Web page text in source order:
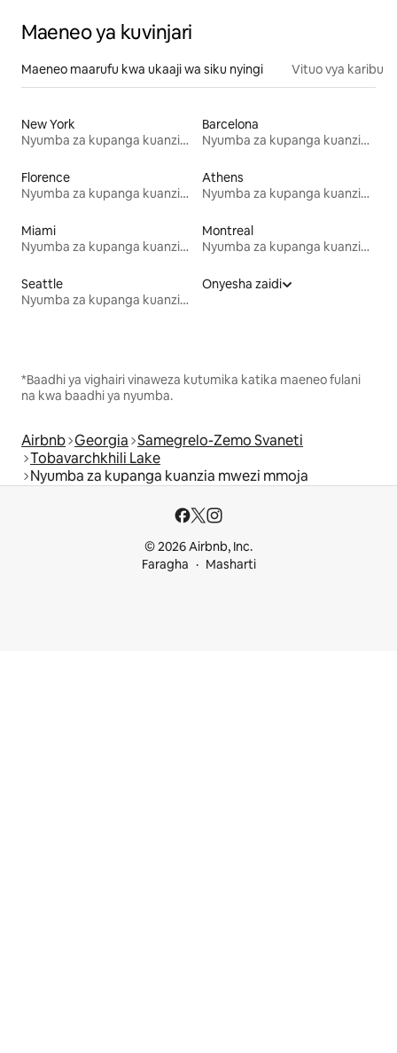
Maeneo ya kuvinjari
Maeneo maarufu kwa ukaaji wa siku nyingi Vituo vya karibu
New York
Nyumba za kupanga kuanzia mwezi mmoja
Barcelona
Nyumba za kupanga kuanzia mwezi mmoja
Florence
Nyumba za kupanga kuanzia mwezi mmoja
Athens
Nyumba za kupanga kuanzia mwezi mmoja
Miami
Nyumba za kupanga kuanzia mwezi mmoja
Montreal
Nyumba za kupanga kuanzia mwezi mmoja
Seattle
Nyumba za kupanga kuanzia mwezi mmoja
Onyesha zaidi
*Baadhi ya vighairi vinaweza kutumika katika maeneo fulani
na kwa baadhi ya nyumba.
Airbnb Georgia Samegrelo-Zemo Svaneti
Tobavarchkhili Lake
Nyumba za kupanga kuanzia mwezi mmoja
© 2026 Airbnb, Inc.
Faragha
Masharti